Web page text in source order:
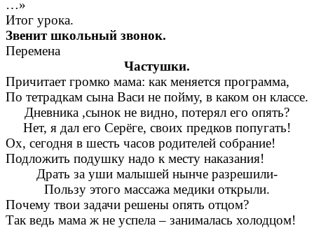
…»
Итог урока.
Звенит школьный звонок.
Перемена
Частушки.
Причитает громко мама: как меняется программа,
По тетрадкам сына Васи не пойму, в каком он классе.
Дневника ,сынок не видно, потерял его опять?
Нет, я дал его Серёге, своих предков попугать!
Ох, сегодня в шесть часов родителей собрание!
Подложить подушку надо к месту наказания!
Драть за уши малышей нынче разрешили-
Пользу этого массажа медики открыли.
Почему твои задачи решены опять отцом?
Так ведь мама ж не успела – занималась холодцом!